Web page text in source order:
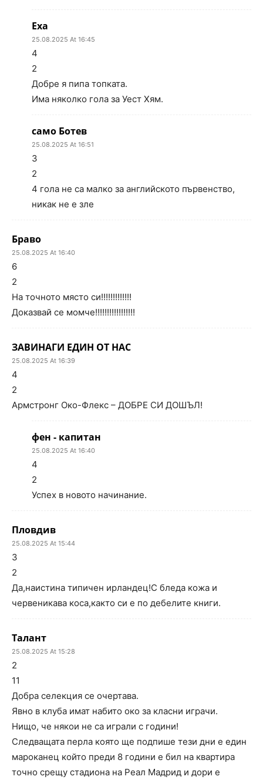
Еха
25.08.2025 At 16:45
4
2
Добре я пипа топката.
Има няколко гола за Уест Хям.
само Ботев
25.08.2025 At 16:51
3
2
4 гола не са малко за английското първенство,
никак не е зле
Браво
25.08.2025 At 16:40
6
2
На точното място си!!!!!!!!!!!!!
Доказвай се момче!!!!!!!!!!!!!!!!!
ЗАВИНАГИ ЕДИН ОТ НАС
25.08.2025 At 16:39
4
2
Армстронг Око-Флекс – ДОБРЕ СИ ДОШЪЛ!
фен - капитан
25.08.2025 At 16:40
4
2
Успех в новото начинание.
Пловдив
25.08.2025 At 15:44
3
2
Да,наистина типичен ирландец!С бледа кожа и
червеникава коса,както си е по дебелите книги.
Талант
25.08.2025 At 15:28
2
11
Добра селекция се очертава.
Явно в клуба имат набито око за класни играчи.
Нищо, че някои не са играли с години!
Следващата перла която ще подпише тези дни е един
мароканец който преди 8 години е бил на квартира
точно срещу стадиона на Реал Мадрид и дори е